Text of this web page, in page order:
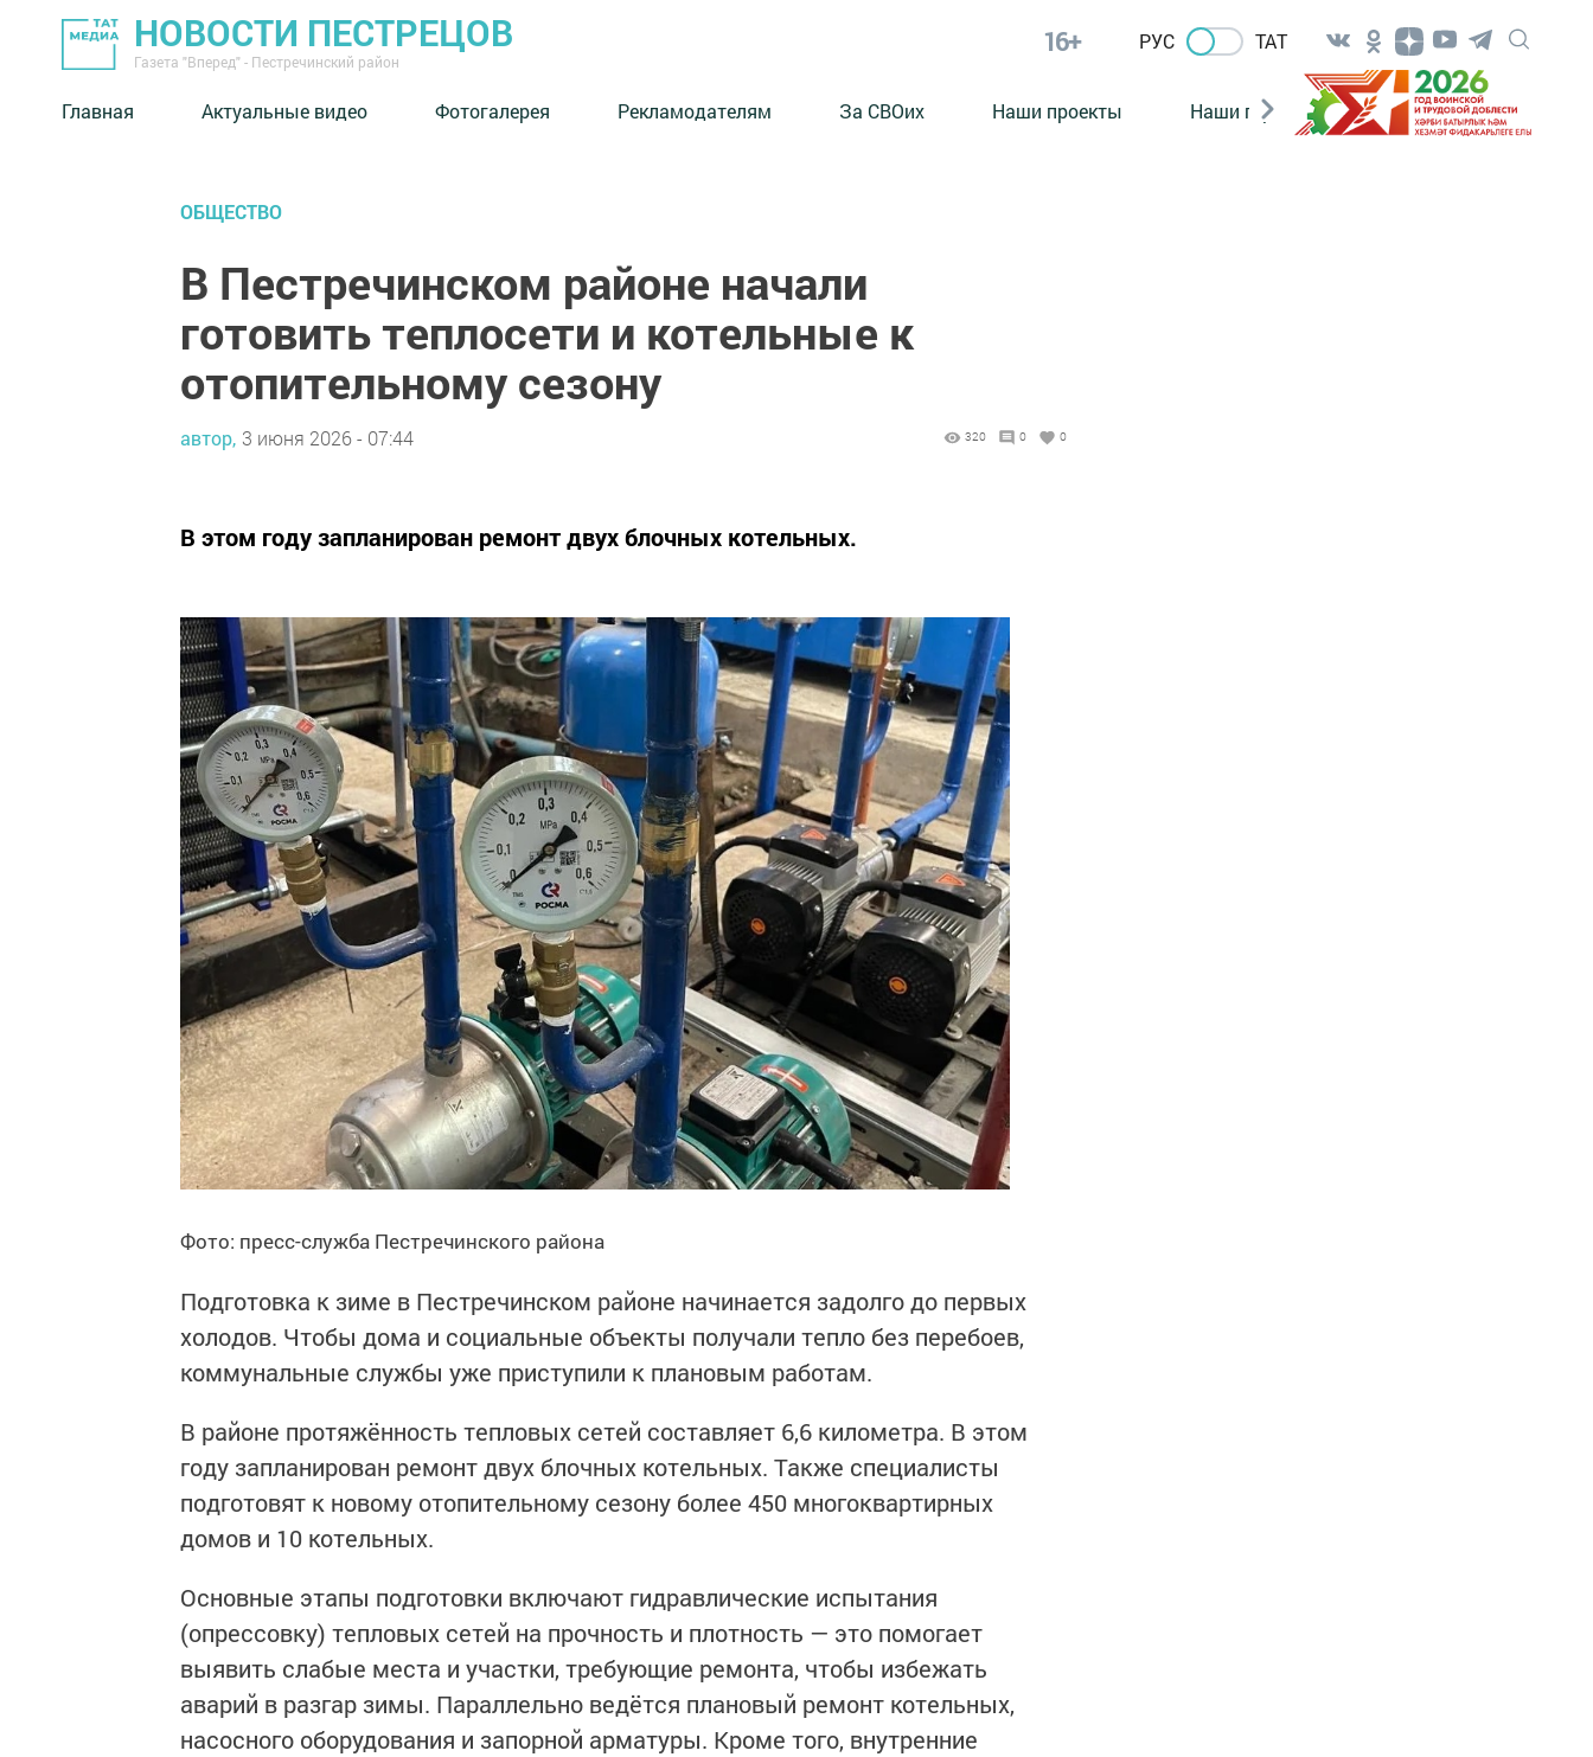
НОВОСТИ ПЕСТРЕЦОВ
Газета "Вперед" - Пестречинский район
16+ РУС ТАТ
Главная Актуальные видео Фотогалерея Рекламодателям За СВОих Наши проекты Наши герои Нормативно-правовые
ОБЩЕСТВО
В Пестречинском районе начали
готовить теплосети и котельные к
отопительному сезону
автор, 3 июня 2026 - 07:44 320 0 0
В этом году запланирован ремонт двух блочных котельных.
Фото: пресс-служба Пестречинского района
Подготовка к зиме в Пестречинском районе начинается задолго до первых
холодов. Чтобы дома и социальные объекты получали тепло без перебоев,
коммунальные службы уже приступили к плановым работам.
В районе протяжённость тепловых сетей составляет 6,6 километра. В этом
году запланирован ремонт двух блочных котельных. Также специалисты
подготовят к новому отопительному сезону более 450 многоквартирных
домов и 10 котельных.
Основные этапы подготовки включают гидравлические испытания
(опрессовку) тепловых сетей на прочность и плотность — это помогает
выявить слабые места и участки, требующие ремонта, чтобы избежать
аварий в разгар зимы. Параллельно ведётся плановый ремонт котельных,
насосного оборудования и запорной арматуры. Кроме того, внутренние